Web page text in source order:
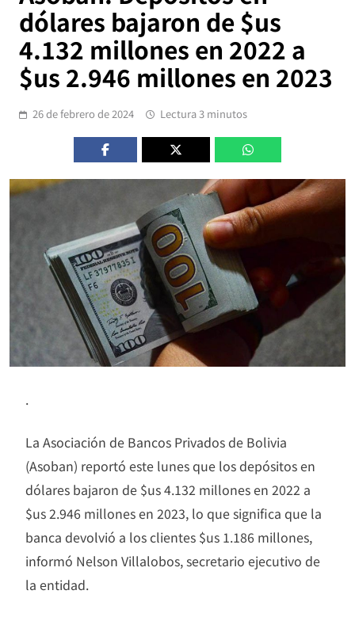
dólares bajaron de $us
4.132 millones en 2022 a
$us 2.946 millones en 2023
26 de febrero de 2024 Lectura 3 minutos
.
La Asociación de Bancos Privados de Bolivia
(Asoban) reportó este lunes que los depósitos en
dólares bajaron de $us 4.132 millones en 2022 a
$us 2.946 millones en 2023, lo que significa que la
banca devolvió a los clientes $us 1.186 millones,
informó Nelson Villalobos, secretario ejecutivo de
la entidad.